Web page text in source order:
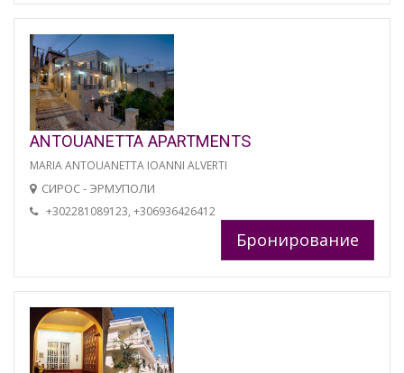
ANTOUANETTA APARTMENTS
MARIA ANTOUANETTA IOANNI ALVERTI
СИРОС - ЭРМУПОЛИ
+302281089123, +306936426412
Бронирование